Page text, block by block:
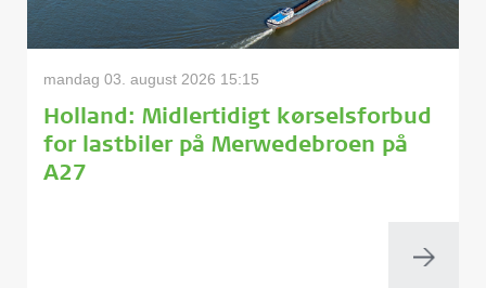
mandag 03. august 2026 15:15
Holland: Midlertidigt kørselsforbud
for lastbiler på Merwedebroen på
A27